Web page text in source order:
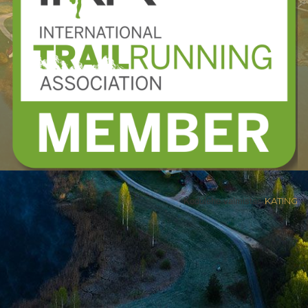
Kodulehe valmistasKATING